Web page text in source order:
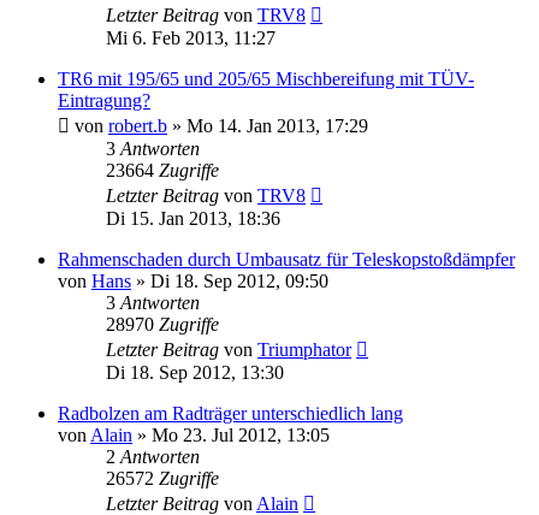
Letzter Beitrag von TRV8
Mi 6. Feb 2013, 11:27
TR6 mit 195/65 und 205/65 Mischbereifung mit TÜV-
Eintragung?
von robert.b » Mo 14. Jan 2013, 17:29
3 Antworten
23664 Zugriffe
Letzter Beitrag von TRV8
Di 15. Jan 2013, 18:36
Rahmenschaden durch Umbausatz für Teleskopstoßdämpfer
von Hans » Di 18. Sep 2012, 09:50
3 Antworten
28970 Zugriffe
Letzter Beitrag von Triumphator
Di 18. Sep 2012, 13:30
Radbolzen am Radträger unterschiedlich lang
von Alain » Mo 23. Jul 2012, 13:05
2 Antworten
26572 Zugriffe
Letzter Beitrag von Alain